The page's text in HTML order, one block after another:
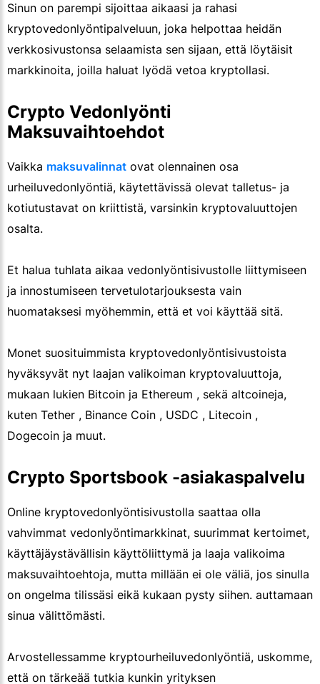
Sinun on parempi sijoittaa aikaasi ja rahasi
kryptovedonlyöntipalveluun, joka helpottaa heidän
verkkosivustonsa selaamista sen sijaan, että löytäisit
markkinoita, joilla haluat lyödä vetoa kryptollasi.
Crypto Vedonlyönti
Maksuvaihtoehdot
Vaikka maksuvalinnat ovat olennainen osa
urheiluvedonlyöntiä, käytettävissä olevat talletus- ja
kotiutustavat on kriittistä, varsinkin kryptovaluuttojen
osalta.
Et halua tuhlata aikaa vedonlyöntisivustolle liittymiseen
ja innostumiseen tervetulotarjouksesta vain
huomataksesi myöhemmin, että et voi käyttää sitä.
Monet suosituimmista kryptovedonlyöntisivustoista
hyväksyvät nyt laajan valikoiman kryptovaluuttoja,
mukaan lukien Bitcoin ja Ethereum , sekä altcoineja,
kuten Tether , Binance Coin , USDC , Litecoin ,
Dogecoin ja muut.
Crypto Sportsbook -asiakaspalvelu
Online kryptovedonlyöntisivustolla saattaa olla
vahvimmat vedonlyöntimarkkinat, suurimmat kertoimet,
käyttäjäystävällisin käyttöliittymä ja laaja valikoima
maksuvaihtoehtoja, mutta millään ei ole väliä, jos sinulla
on ongelma tilissäsi eikä kukaan pysty siihen. auttamaan
sinua välittömästi.
Arvostellessamme kryptourheiluvedonlyöntiä, uskomme,
että on tärkeää tutkia kunkin yrityksen